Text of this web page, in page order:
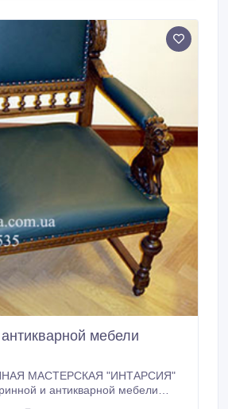
мебели
МАСТЕРСКАЯ "ИНТАРСИЯ"
и антикварной мебели